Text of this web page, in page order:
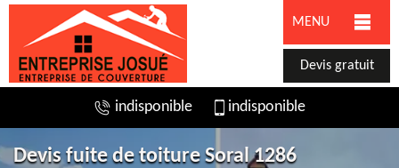
MENU
Devis gratuit
indisponible indisponible
Devis fuite de toiture Soral 1286